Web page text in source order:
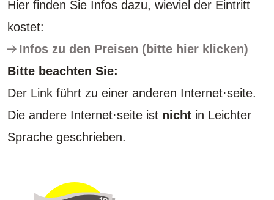
Hier finden Sie Infos dazu, wieviel der Eintritt
kostet:
Infos zu den Preisen (bitte hier klicken)
Bitte beachten Sie:
Der Link führt zu einer anderen Internet·seite.
Die andere Internet·seite ist nicht in Leichter
Sprache geschrieben.